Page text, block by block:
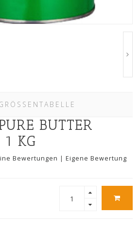
BUTTER
1 KG
Bewertungen | Eigene Bewertung